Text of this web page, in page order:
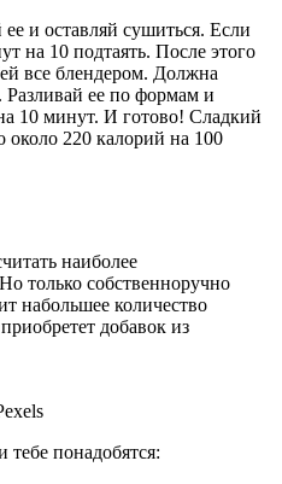
и оставляй сушиться. Если
на 10 подтаять. После этого
все блендером. Должна
Разливай ее по формам и
10 минут. И готово! Сладкий
около 220 калорий на 100
наиболее
только собственноручно
набольшее количество
добавок из
понадобятся: